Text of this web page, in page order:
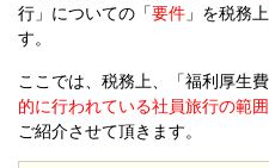
行」についての「要件 」を税務上
す。
ここでは、税務上、「福利厚生
的に行われている社員旅行の範囲
ご紹介させて頂きます。